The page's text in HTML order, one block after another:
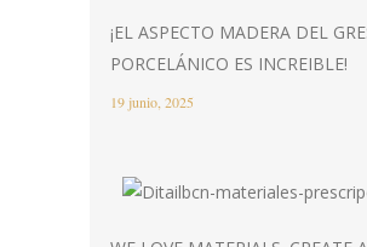
¡EL ASPECTO MADERA DEL
PORCELÁNICO ES INCREIBLE!
19 junio, 2025